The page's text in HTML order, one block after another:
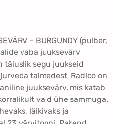
– BURGUNDY (pulber,
vaba juuksevärv
täiuslik segu juukseid
taimedest. Radico on
juuksevärv, mis katab
vaid ühe sammuga.
läikivaks ja